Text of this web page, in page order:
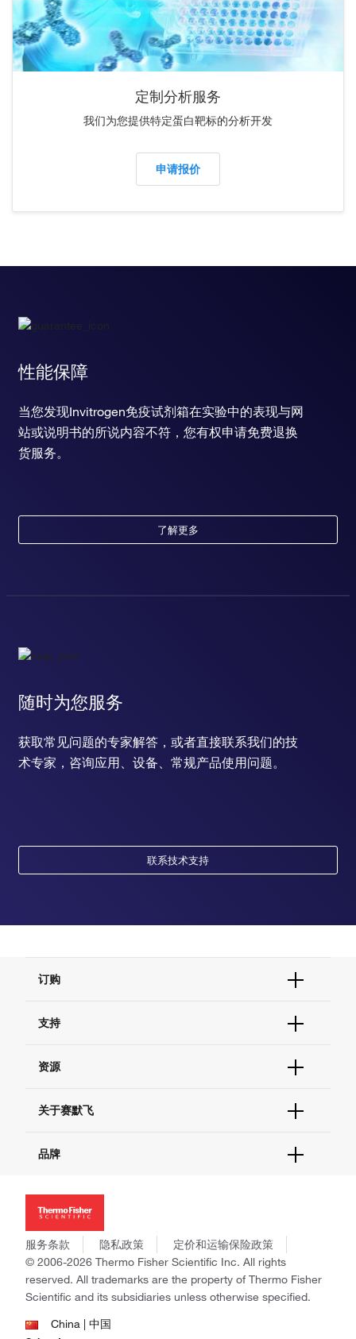
定制分析服务
我们为您提供特定蛋白靶标的分析开发
申请报价
性能保障
当您发现Invitrogen免疫试剂箱在实验中的表现与网
站或说明书的所说内容不符，您有权申请免费退换
货服务。
了解更多
随时为您服务
获取常见问题的专家解答，或者直接联系我们的技
术专家，咨询应用、设备、常规产品使用问题。
联系技术支持
订购
订单支持
现货供应中心
支持
联系我们 - 400 820 8982
查找文件&证书
资源
促销
社交媒体
关于赛默飞
招聘
新闻
社会责任
商标
政策和通知
品牌
Applied Biosystems
Invitrogen
Gibco
Ion Torrent
Unity Lab Services
Patheon
PPD
服务条款 隐私政策
定价和运输保险政策
© 2006-2026 Thermo Fisher Scientific Inc. All rights
reserved. All trademarks are the property of Thermo Fisher
Scientific and its subsidiaries unless otherwise specified.
China | 中国